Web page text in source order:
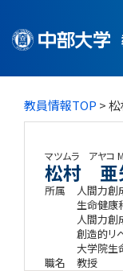
教員情報TOP >
マツムラ アヤコ
松村 亜
所属
人間力創
生命健康
人間力創
創造的リ
大学院生
職名
教授